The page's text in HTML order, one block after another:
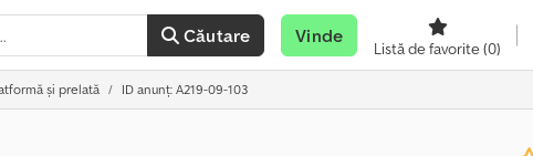
Căutare Vinde
Listă de favorite(0)
și prelată ID anunț: A219-09-103